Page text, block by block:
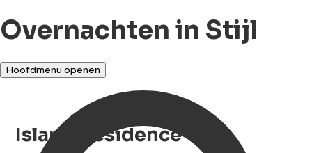
Overnachten in Stijl
Hoofdmenu openen
Island Residence